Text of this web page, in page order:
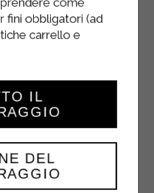
fini obbligatori (ad
carrello e
DEL
IL